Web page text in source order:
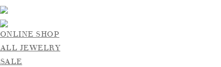
ONLINE SHOP
ALL JEWELRY
SALE